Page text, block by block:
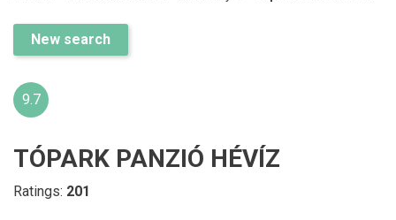
New search
9.7
TÓPARK PANZIÓ HÉVÍZ
Ratings: 201